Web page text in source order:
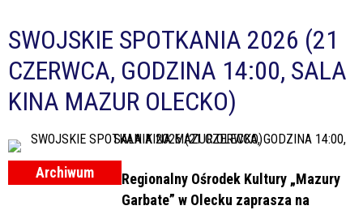
SWOJSKIE SPOTKANIA 2026 (21
CZERWCA, GODZINA 14:00, SALA
KINA MAZUR OLECKO)
Archiwum
Regionalny Ośrodek Kultury „Mazury
Garbate” w Olecku zaprasza na